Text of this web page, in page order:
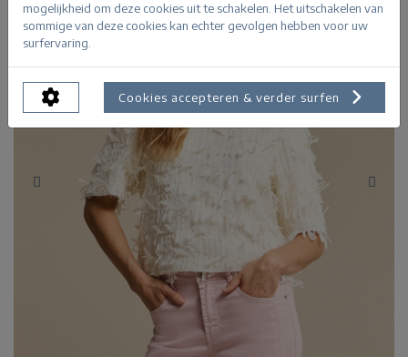
mogelijkheid om deze cookies uit te schakelen. Het uitschakelen van
sommige van deze cookies kan echter gevolgen hebben voor uw
surfervaring.
Cookies accepteren & verder surfen